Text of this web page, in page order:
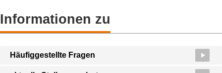
Informationen zu
Häufiggestellte Fragen